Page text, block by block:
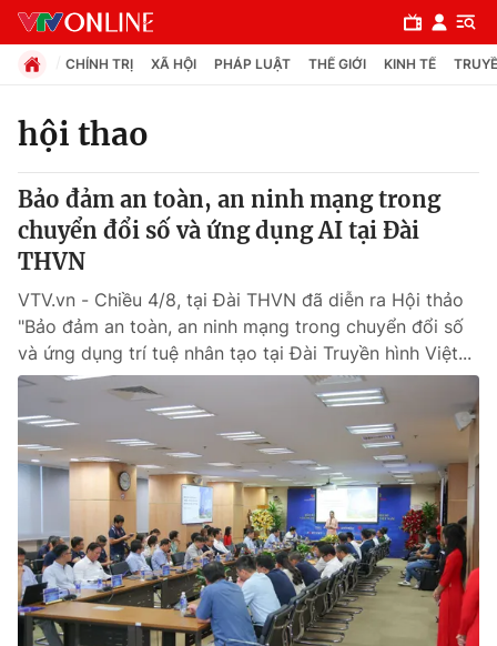
Chuyên mục
Chính trị
Pháp luật
Y tế
Thế giới
Thế giới đó đây
Câu chuyện quốc tế
Kinh tế
Tài chính
Thị trường
Dữ liệu và đời sống
CHÍNH TRỊ XÃ HỘI PHÁP LUẬT THẾ GIỚI KINH TẾ
hội thao
Bảo đảm an toàn, an ninh mạng trong
chuyển đổi số và ứng dụng AI tại Đài
THVN
VTV.vn - Chiều 4/8, tại Đài THVN đã diễn ra Hội thảo
"Bảo đảm an toàn, an ninh mạng trong chuyển đổi số
và ứng dụng trí tuệ nhân tạo tại Đài Truyền hình Việt...